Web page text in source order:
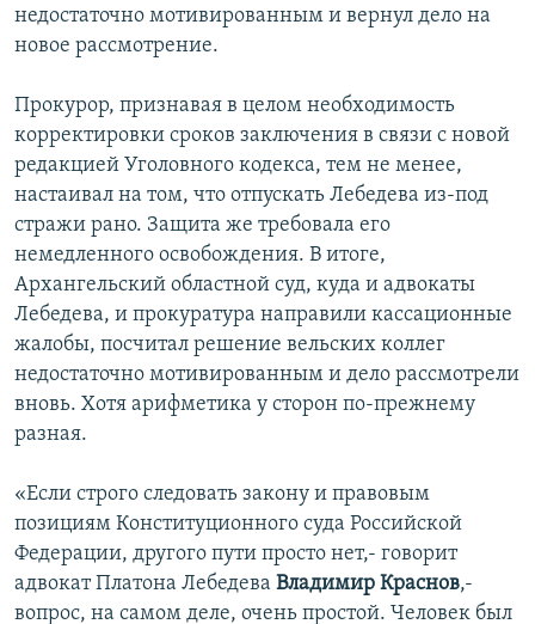
недостаточно мотивированным и вернул дело на
новое рассмотрение.
Прокурор, признавая в целом необходимость
корректировки сроков заключения в связи с новой
редакцией Уголовного кодекса, тем не менее,
настаивал на том, что отпускать Лебедева из-под
стражи рано. Защита же требовала его
немедленного освобождения. В итоге,
Архангельский областной суд, куда и адвокаты
Лебедева, и прокуратура направили кассационные
жалобы, посчитал решение вельских коллег
недостаточно мотивированным и дело рассмотрели
вновь. Хотя арифметика у сторон по-прежнему
разная.
«Если строго следовать закону и правовым
позициям Конституционного суда Российской
Федерации, другого пути просто нет,- говорит
адвокат Платона Лебедева Владимир Краснов,-
вопрос, на самом деле, очень простой. Человек был